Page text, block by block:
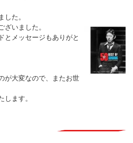
した。
ざいました。
とメッセージもありがと
が大変なので、またお世
します。